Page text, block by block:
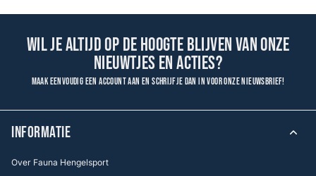
Wil je altijd op de hoogte blijven van onze
nieuwtjes en acties?
Maak eenvoudig een account aan en schrijf je dan in voor onze nieuwsbrief!
INFORMATIE
Over Fauna Hengelsport